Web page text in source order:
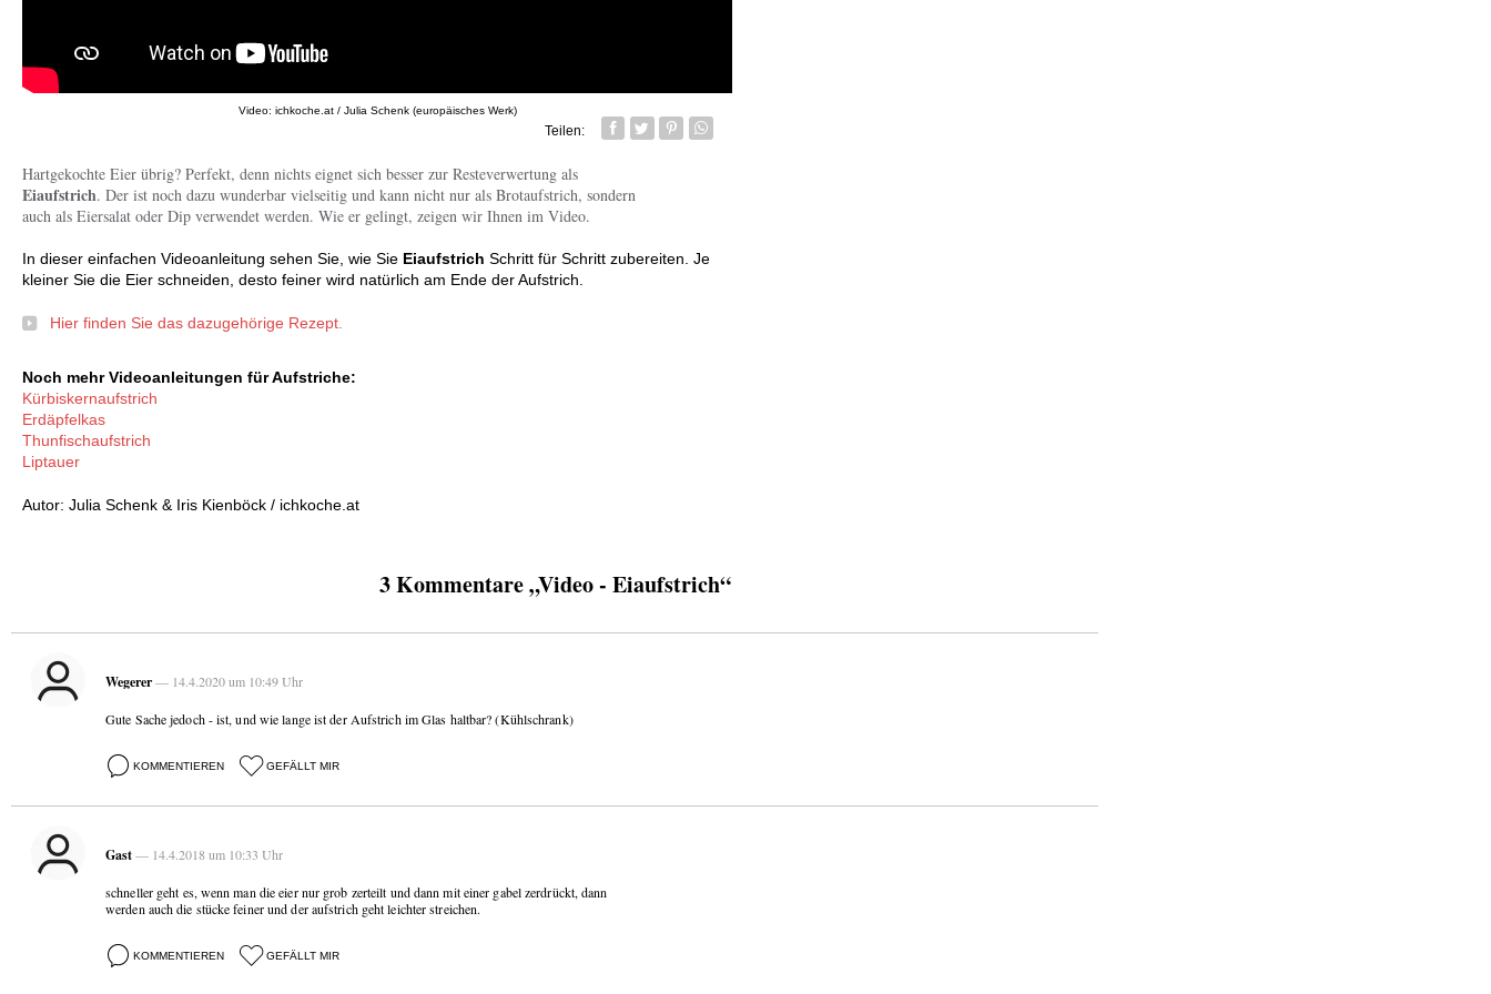
Video: ichkoche.at / Julia Schenk (europäisches Werk)
Teilen:
Facebook
TwitterPin itWhatsapp senden
Hartgekochte Eier übrig? Perfekt, denn nichts eignet sich besser zur Resteverwertung als
Eiaufstrich. Der ist noch dazu wunderbar vielseitig und kann nicht nur als Brotaufstrich, sondern
auch als Eiersalat oder Dip verwendet werden. Wie er gelingt, zeigen wir Ihnen im Video.
In dieser einfachen Videoanleitung sehen Sie, wie Sie Eiaufstrich Schritt für Schritt zubereiten. Je
kleiner Sie die Eier schneiden, desto feiner wird natürlich am Ende der Aufstrich.
Hier finden Sie das dazugehörige Rezept.
Noch mehr Videoanleitungen für Aufstriche:
Kürbiskernaufstrich
Erdäpfelkas
Thunfischaufstrich
Liptauer
Autor: Julia Schenk & Iris Kienböck / ichkoche.at
3 Kommentare „Video - Eiaufstrich“
Wegerer— 14.4.2020 um 10:49 Uhr
Gute Sache jedoch - ist, und wie lange ist der Aufstrich im Glas haltbar? (Kühlschrank)
KOMMENTIEREN GEFÄLLT MIR
Gast— 14.4.2018 um 10:33 Uhr
schneller geht es, wenn man die eier nur grob zerteilt und dann mit einer gabel zerdrückt, dann
werden auch die stücke feiner und der aufstrich geht leichter streichen.
KOMMENTIEREN GEFÄLLT MIR